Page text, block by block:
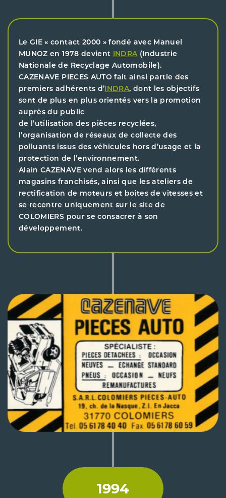
Le GIE « contact 2000 » fondé avec Manuel
MUNOZ en 1978 devient
INDRA(Industrie
Nationale de Recyclage Automobile).
CAZENAVE PIECES AUTO fait ainsi partie des
premiers adhérents d’ INDRA, dont les objectifs
sont de plus en plus orientés vers la promotion
auprès du public
de l’utilisation des pièces recyclées,
l’organisation de réseaux de collecte des
polluants issus des véhicules hors d’usage et la
protection de l’environnement.
Alain CAZENAVE vend alors les différents
magasins franchisés, ainsi que les ateliers de
rectification de moteurs et boites de vitesses et
se recentre uniquement sur le site de
COLOMIERS pour se consacrer à son
développement.
1994